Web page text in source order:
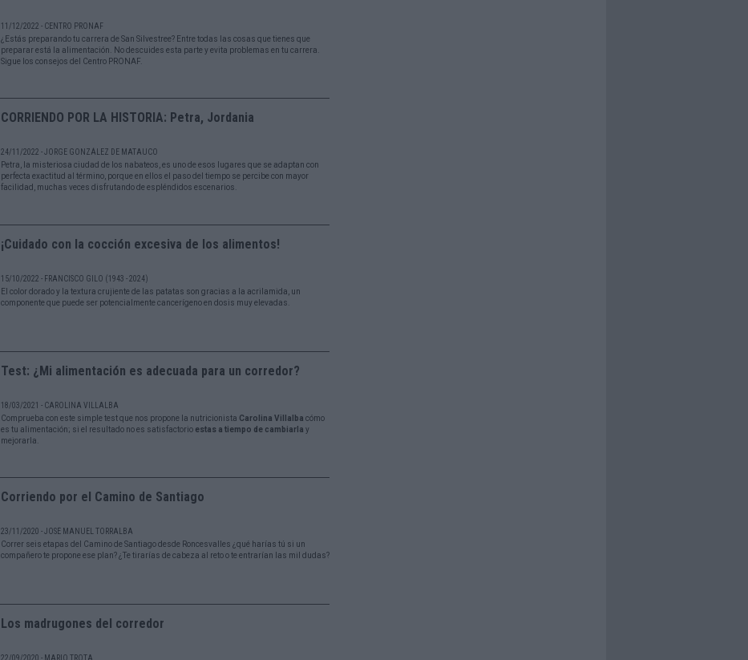
11/12/2022 - CENTRO PRONAF
¿Estás preparando tu carrera de San Silvestree? Entre todas las cosas que tienes que
preparar está la alimentación. No descuides esta parte y evita problemas en tu carrera.
Sigue los consejos del Centro PRONAF.
CORRIENDO POR LA HISTORIA: Petra, Jordania
24/11/2022 - JORGE GONZÁLEZ DE MATAUCO
Petra, la misteriosa ciudad de los nabateos, es uno de esos lugares que se adaptan con
perfecta exactitud al término, porque en ellos el paso del tiempo se percibe con mayor
facilidad, muchas veces disfrutando de espléndidos escenarios.
¡Cuidado con la cocción excesiva de los alimentos!
15/10/2022 - FRANCISCO GILO (1943 - 2024)
El color dorado y la textura crujiente de las patatas son gracias a la acrilamida, un
componente que puede ser potencialmente cancerígeno en dosis muy elevadas.
Test: ¿Mi alimentación es adecuada para un corredor?
18/03/2021 - CAROLINA VILLALBA
Comprueba con este simple test que nos propone la nutricionista Carolina Villalba cómo
es tu alimentación; si el resultado no es satisfactorio estas a tiempo de cambiarla y
mejorarla.
Corriendo por el Camino de Santiago
23/11/2020 - JOSÉ MANUEL TORRALBA
Correr seis etapas del Camino de Santiago desde Roncesvalles ¿qué harías tú si un
compañero te propone ese plan? ¿Te tirarías de cabeza al reto o te entrarían las mil dudas?
Los madrugones del corredor
22/09/2020 - MARIO TROTA